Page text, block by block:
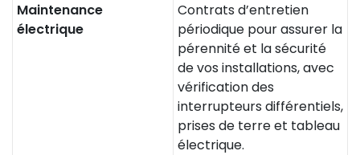
Maintenance
électrique
Contrats d’entretien
périodique pour assurer la
pérennité et la sécurité
de vos installations, avec
vérification des
interrupteurs différentiels,
prises de terre et tableau
électrique.